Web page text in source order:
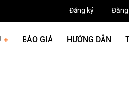
Đăng ký Đăng
BÁO GIÁ HƯỚNG DẪN